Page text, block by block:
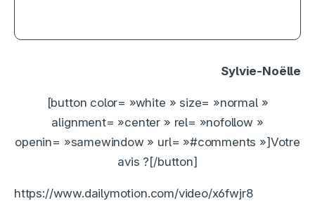
Sylvie-Noëlle
[button color= »white » size= »normal »
alignment= »center » rel= »nofollow »
openin= »samewindow » url= »#comments »]Votre
avis ?[/button]
https://www.dailymotion.com/video/x6fwjr8